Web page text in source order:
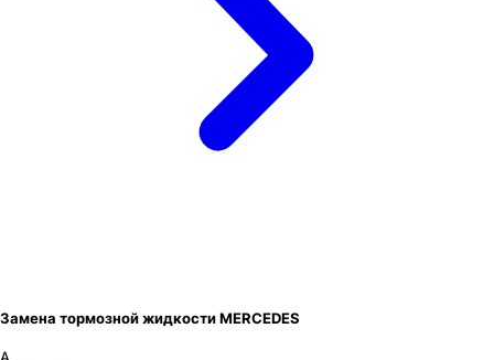
Замена тормозной жидкости MERCEDES